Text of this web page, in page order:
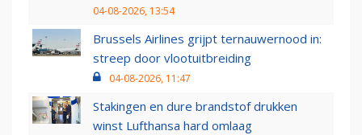
04-08-2026, 13:54
Brussels Airlines grijpt ternauwernood in:
streep door vlootuitbreiding
04-08-2026, 11:47
Stakingen en dure brandstof drukken
winst Lufthansa hard omlaag